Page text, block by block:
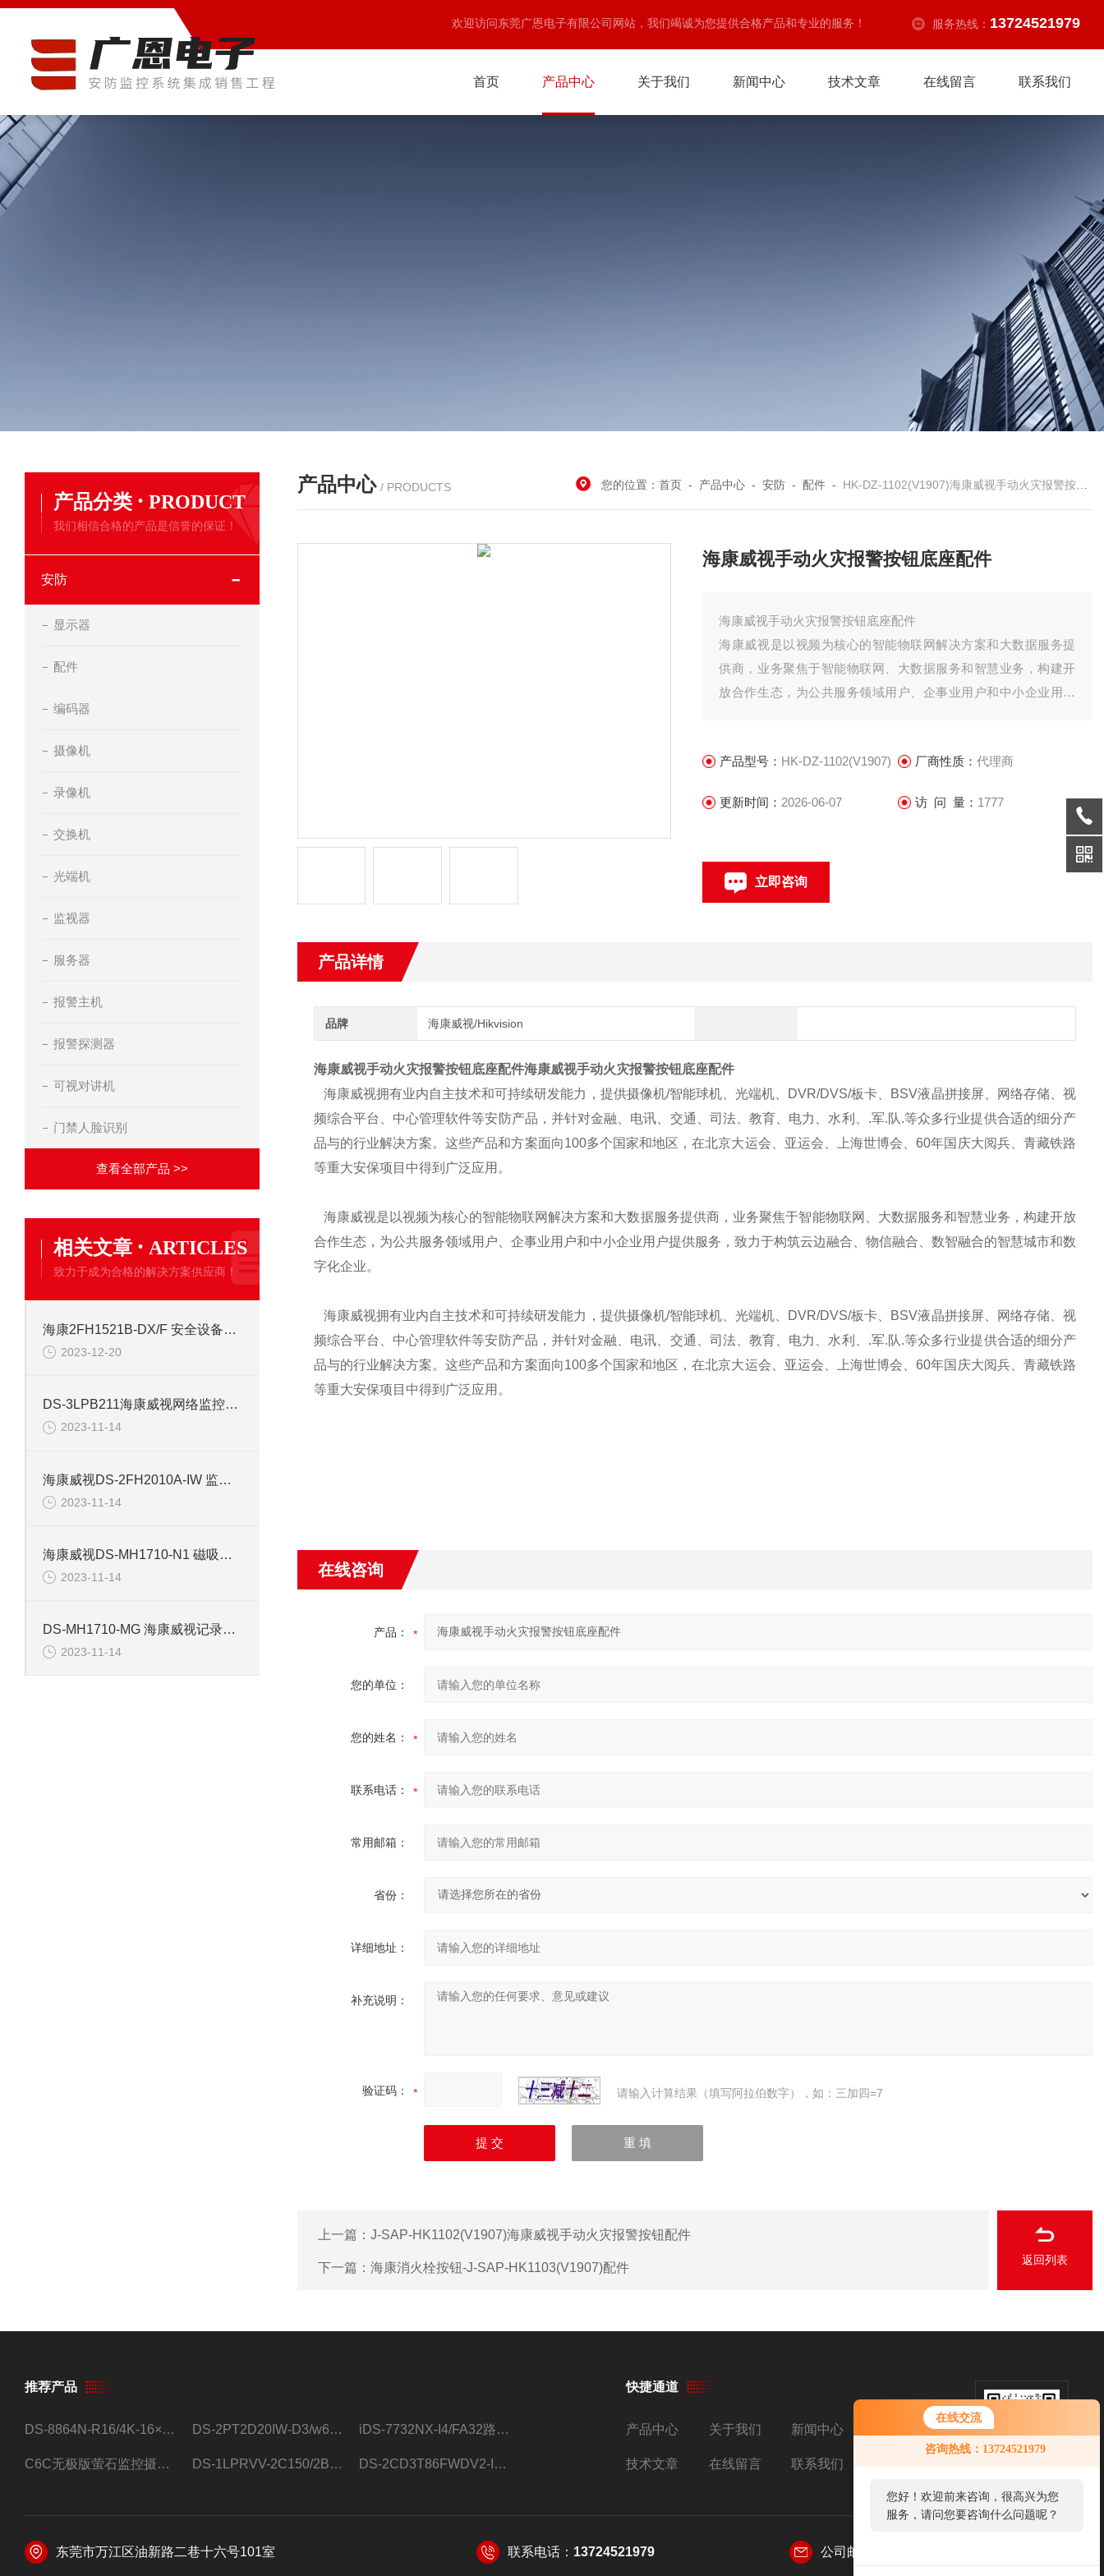
在线交流
咨询热线：13724521979
您好！欢迎前来咨询，很高兴为您
服务，请问您要咨询什么问题呢？
欢迎访问东莞广恩电子有限公司网站，我们竭诚为您提供合格产品和专业的服务！ 服务热线： 13724521979
首页 产品中心 关于我们 新闻中心 技术文章 在线留言 联系我们
产品分类 · PRODUCT
我们相信合格的产品是信誉的保证！
安防
显示器
配件
编码器
摄像机
录像机
交换机
光端机
监视器
服务器
报警主机
报警探测器
可视对讲机
门禁人脸识别
查看全部产品 >>
相关文章 · ARTICLES
致力于成为合格的解决方案供应商！
海康2FH1521B-DX/F 安全设备配件安防
2023-12-20
DS-3LPB211海康威视网络监控安防配件
2023-11-14
海康威视DS-2FH2010A-IW 监控摄像机配件
2023-11-14
海康威视DS-MH1710-N1 磁吸背夹记录仪配件
2023-11-14
DS-MH1710-MG 海康威视记录仪磁吸背夹配件
2023-11-14
产品中心 / PRODUCTS 您的位置：首页 - 产品中心 -安防 -配件 - HK-DZ-1102(V1907)海康威视手动火灾报警按钮底座配件
海康威视手动火灾报警按钮底座配件
海康威视手动火灾报警按钮底座配件
海康威视是以视频为核心的智能物联网解决方案和大数据服务提
供商，业务聚焦于智能物联网、大数据服务和智慧业务，构建开
放合作生态，为公共服务领域用户、企事业用户和中小企业用户
产品型号： HK-DZ-1102(V1907) 厂商性质： 代理商
更新时间： 2026-06-07 访 问 量： 1777
立即咨询
产品详情
品牌 海康威视/Hikvision
海康威视手动火灾报警按钮底座配件海康威视手动火灾报警按钮底座配件
海康威视拥有业内自主技术和可持续研发能力，提供摄像机/智能球机、光端机、DVR/DVS/板卡、BSV液晶拼接屏、网络存储、视
频综合平台、中心管理软件等安防产品，并针对金融、电讯、交通、司法、教育、电力、水利、.军.队.等众多行业提供合适的细分产
品与的行业解决方案。这些产品和方案面向100多个国家和地区，在北京大运会、亚运会、上海世博会、60年国庆大阅兵、青藏铁路
等重大安保项目中得到广泛应用。
海康威视是以视频为核心的智能物联网解决方案和大数据服务提供商，业务聚焦于智能物联网、大数据服务和智慧业务，构建开放
合作生态，为公共服务领域用户、企事业用户和中小企业用户提供服务，致力于构筑云边融合、物信融合、数智融合的智慧城市和数
字化企业。
海康威视拥有业内自主技术和可持续研发能力，提供摄像机/智能球机、光端机、DVR/DVS/板卡、BSV液晶拼接屏、网络存储、视
频综合平台、中心管理软件等安防产品，并针对金融、电讯、交通、司法、教育、电力、水利、.军.队.等众多行业提供合适的细分产
品与的行业解决方案。这些产品和方案面向100多个国家和地区，在北京大运会、亚运会、上海世博会、60年国庆大阅兵、青藏铁路
等重大安保项目中得到广泛应用。
在线咨询
产品：
您的单位：
您的姓名：
联系电话：
常用邮箱：
省份：
详细地址：
补充说明：
验证码： 请输入计算结果（填写阿拉伯数字），如：三加四=7
上一篇： J-SAP-HK1102(V1907)海康威视手动火灾报警按钮配件
下一篇： 海康消火栓按钮-J-SAP-HK1103(V1907)配件
返回列表
推荐产品
DS-8864N-R16/4K-16×4T/希捷16盘位录像机 DS-2PT2D20IW-D3/w64路高清硬盘录像机 iDS-7732NX-I4/FA32路监控硬盘录像机
C6C无极版萤石监控摄像头 DS-1LPRVV-2C150/2B监控室外夜视高清电源线护套线200米/卷 DS-2CD3T86FWDV2-I8S4g监控摄像头
快捷通道
产品中心 关于我们 新闻中心
技术文章 在线留言 联系我们
东莞市万江区油新路二巷十六号101室 联系电话： 13724521979 公司邮箱：